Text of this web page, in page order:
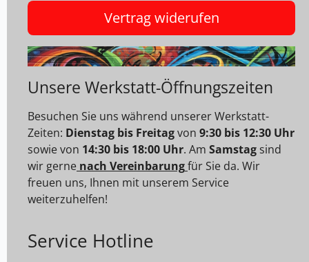
Vertrag widerufen
Unsere Werkstatt-Öffnungszeiten
Besuchen Sie uns während unserer Werkstatt-
Zeiten: Dienstag bis Freitagvon 9:30 bis 12:30 Uhr
sowie von 14:30 bis 18:00 Uhr. Am Samstag sind
wir gerne nach Vereinbarungfür Sie da. Wir
freuen uns, Ihnen mit unserem Service
weiterzuhelfen!
Service Hotline